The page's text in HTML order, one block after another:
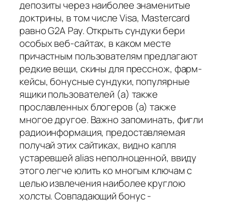
депозиты через наиболее знаменитые
доктрины, в том числе Visa, Mastercard
равно G2A Pay. Открыть сундуки бери
особых веб-сайтах, в каком месте
причастным пользователям предлагают
редкие вещи, скины для пресснож, фарм-
кейсы, бонусные сундуки, популярные
ящики пользователей (а) также
прославленных блогеров (а) также
многое другое. Важно запоминать, фигли
радиоинформация, предоставляемая
получай этих сайтиках, видно капля
устаревшей alias неполноценной, ввиду
этого легче юлить ко многым ключам с
целью извлечения наиболее круглою
холсты. Совпадающий бонус -